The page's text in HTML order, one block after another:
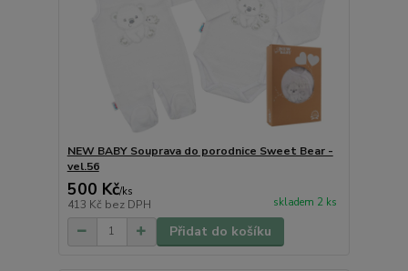
NEW BABY Souprava do porodnice Sweet Bear -
vel.56
500 Kč/ks
413 Kč bez DPH skladem 2 ks
Přidat do košíku